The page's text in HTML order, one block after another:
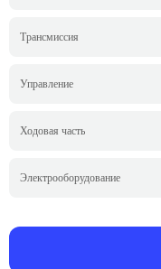
Трансмиссия
Управление
Ходовая часть
Электрооборудование